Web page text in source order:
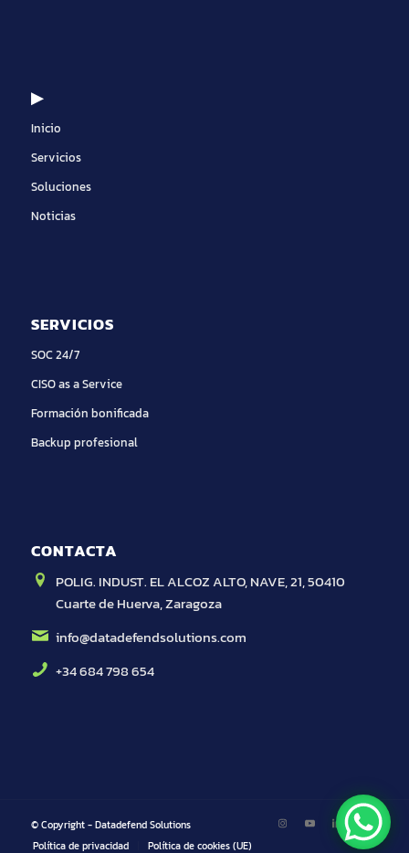
▶
Inicio
Servicios
Soluciones
Noticias
SERVICIOS
SOC 24/7
CISO as a Service
Formación bonificada
Backup profesional
CONTACTA
POLIG. INDUST. EL ALCOZ ALTO, NAVE, 21, 50410
Cuarte de Huerva, Zaragoza
info@datadefendsolutions.com
+34 684 798 654
© Copyright - Datadefend Solutions
Política de privacidad
Política de cookies (UE)